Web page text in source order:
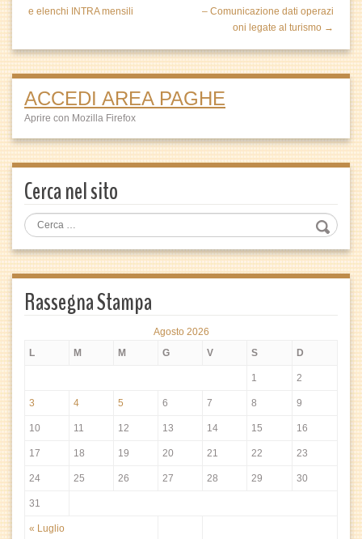
e elenchi INTRA mensili
– Comunicazione dati operazi
oni legate al turismo →
ACCEDI AREA PAGHE
Aprire con Mozilla Firefox
Cerca nel sito
Rassegna Stampa
Agosto 2026
L
M M G V S D
« Luglio
1 2
3 4 5 6 7 8 9
10 11 12 13 14 15 16
17 18 19 20 21 22 23
24 25 26 27 28 29 30
31